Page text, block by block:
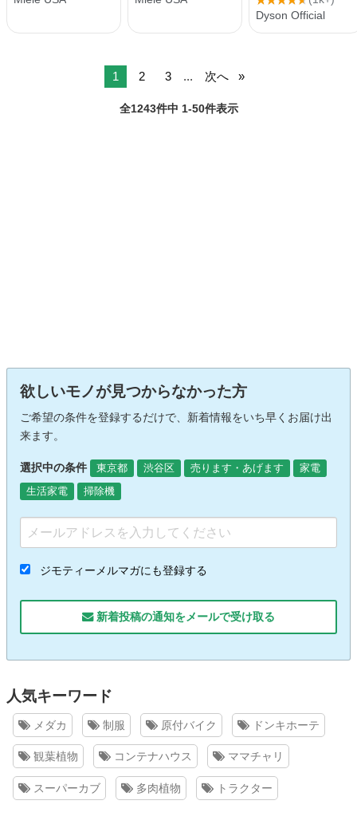
1 2 3 ... 次へ
全1243件中 1-50件表示
欲しいモノが見つからなかった方
ご希望の条件を登録するだけで、新着情報をいち早くお届け出
来ます。
選択中の条件 東京都 渋谷区 売ります・あげます
家電
生活家電
掃除機
ジモティーメルマガにも登録する
新着投稿の通知をメールで受け取る
人気キーワード
メダカ 制服 原付バイク ドンキホーテ
観葉植物 コンテナハウス ママチャリ
スーパーカブ 多肉植物 トラクター